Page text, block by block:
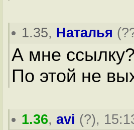
1.35, Наталья (
А мне ссылку?
По этой не
1.36,avi (?),